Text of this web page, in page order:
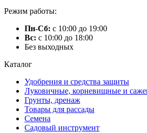
Режим работы:
Пн-Сб: с 10:00 до 19:00
Вс: с 10:00 до 18:00
Без выходных
Каталог
Удобрения и средства защиты
Луковичные, корневищные и
Грунты, дренаж
Товары для рассады
Семена
Садовый инструмент